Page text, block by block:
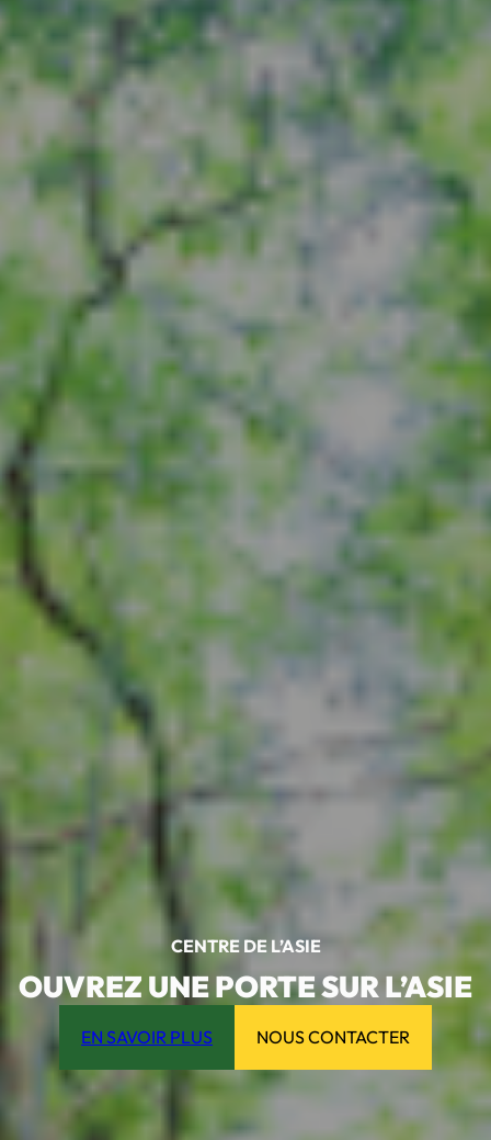
CENTRE DE L’ASIE
OUVREZ UNE PORTE SUR L’ASIE
EN SAVOIR PLUS NOUS CONTACTER